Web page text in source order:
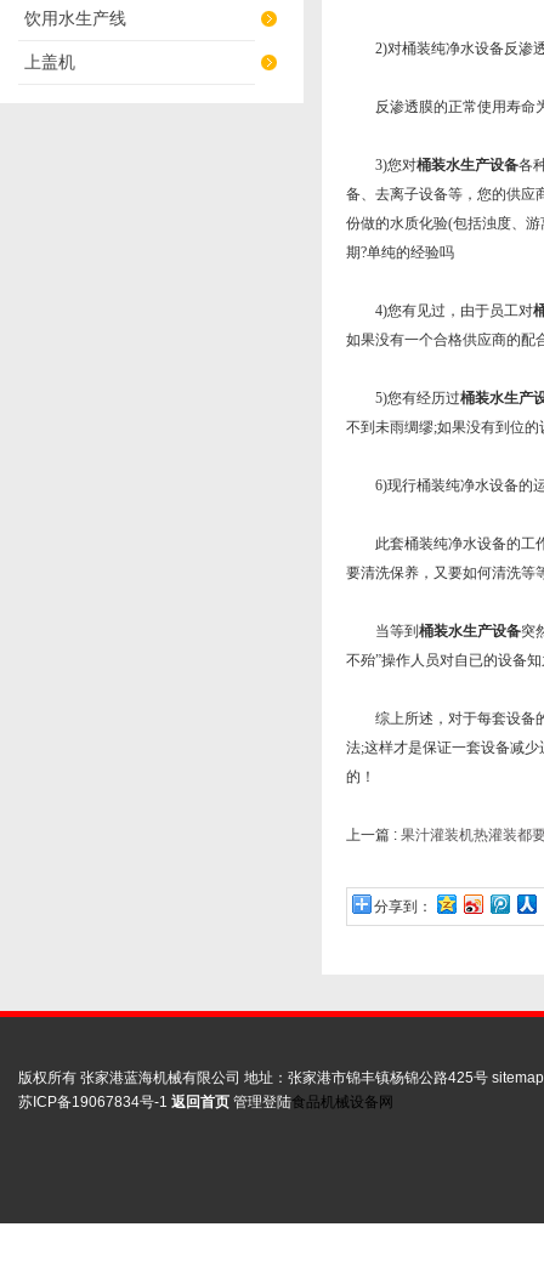
饮用水生产线
上盖机
2)对桶装纯净水设备反渗透
反渗透膜的正常使用寿命为
3)您对桶装水生产设备各
备、去离子设备等，您的供应
份做的水质化验(包括浊度、
期?单纯的经验吗
4)您有见过，由于员工对
如果没有一个合格供应商的配
5)您有经历过桶装水生产
不到未雨绸缪;如果没有到位
6)现行桶装纯净水设备的
此套桶装纯净水设备的工作
要清洗保养，又要如何清洗等
当等到 桶装水生产设备突
不殆”操作人员对自已的设备
综上所述，对于每套设备的
法;这样才是保证一套设备减
的！
上一篇 : 果汁灌装机热灌装都
分享到：
版权所有 张家港蓝海机械有限公司 地址：张家港市锦丰镇杨锦公路425号
苏ICP备19067834号-1 返回首页 管理登陆食品机械设备网